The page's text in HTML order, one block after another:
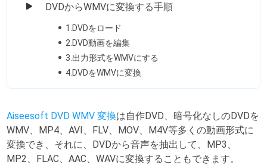
DVDからWMVに変換する手順
1.DVDをロード
2.DVD動画を編集
3.出力形式をWMVにする
4.DVDをWMVに変換
Aiseesoft DVD WMV 変換は自作DVD、暗号化なしのDVDを
WMV、MP4、AVI、FLV、MOV、M4V等多くの動画形式に
変換でき、それに、DVDから音声を抽出して、MP3、
MP2、FLAC、AAC、WAVに変換することもできます。